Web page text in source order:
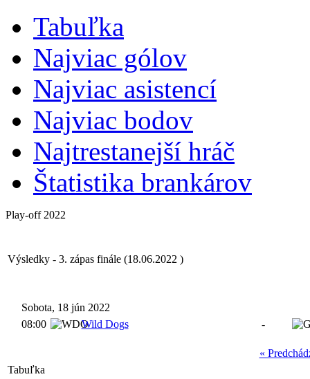
Tabuľka
Najviac gólov
Najviac asistencí­
Najviac bodov
Najtrestanejší hráč
Štatistika brankárov
Play-off 2022
Výsledky - 3. zápas finále (18.06.2022 )
Sobota, 18 jún 2022
08:00
Wild Dogs -
«
Tabuľka